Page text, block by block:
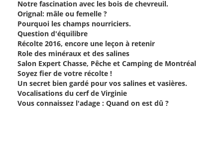
Notre fascination avec les bois de chevreuil.
Orignal: mâle ou femelle ?
Pourquoi les champs nourriciers.
Question d'équilibre
Récolte 2016, encore une leçon à retenir
Role des minéraux et des salines
Salon Expert Chasse, Pêche et Camping de Montréal
Soyez fier de votre récolte !
Un secret bien gardé pour vos salines et vasières.
Vocalisations du cerf de Virginie
Vous connaissez l'adage : Quand on est dû ?